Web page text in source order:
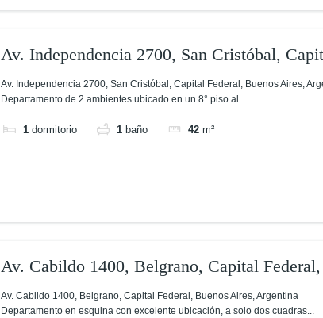
Av. Independencia 2700, San Cristóbal,
Av. Independencia 2700, San Cristóbal, Capital Federal, Buenos Aires,
Departamento de 2 ambientes ubicado en un 8° piso al...
1 dormitorio 1 baño 42 m²
Av. Cabildo 1400, Belgrano, Capital
Av. Cabildo 1400, Belgrano, Capital Federal, Buenos Aires, Argentina
Departamento en esquina con excelente ubicación, a solo dos cuadras...